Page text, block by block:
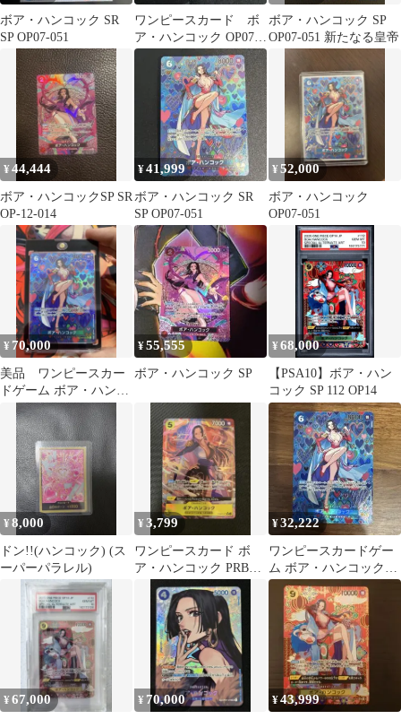
ボア・ハンコック SR
SP OP07-051
ワンピースカード ボ
ア・ハンコック OP07-
051 SP
ボア・ハンコック SP
OP07-051 新たなる皇帝
¥44,444
ボア・ハンコックSP SR
OP-12-014
¥41,999
ボア・ハンコック SR
SP OP07-051
¥52,000
ボア・ハンコック
OP07-051
¥ 70,000
美品 ワンピースカー
ドゲーム ボア・ハンコ
ック SP OP07-051 パラ
レル
¥55,555
ボア・ハンコック SP
¥68,000
【PSA10】ボア・ハン
コック SP 112 OP14
¥8,000
ドン!!(ハンコック) (ス
ーパーパラレル)
¥3,799
ワンピースカード ボ
ア・ハンコック PRB02-
017 パラレル sr
¥32,222
ワンピースカードゲー
ム ボア・ハンコック
OP07-058
¥67,000 ¥ 70,000 ¥43,999